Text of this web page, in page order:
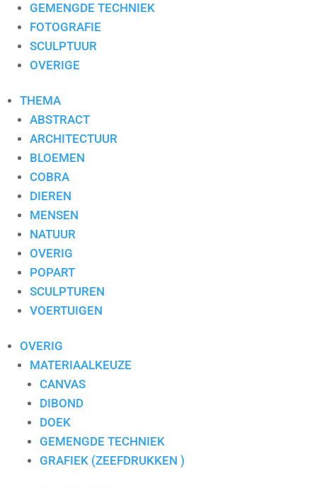
GEMENGDE TECHNIEK
FOTOGRAFIE
SCULPTUUR
OVERIGE
THEMA
ABSTRACT
ARCHITECTUUR
BLOEMEN
COBRA
DIEREN
MENSEN
NATUUR
OVERIG
POPART
SCULPTUREN
VOERTUIGEN
OVERIG
MATERIAALKEUZE
CANVAS
DIBOND
DOEK
GEMENGDE TECHNIEK
GRAFIEK (ZEEFDRUKKEN )